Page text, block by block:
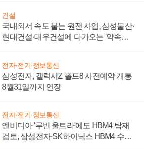
건설
국내외서 속도 붙는 원전 사업, 삼성물산·
현대건설·대우건설에 다가오는 '약속의
전자·전기·정보통신
삼성전자, 갤럭시Z 폴드8 사전예약 개통
8월31일까지 연장
전자·전기·정보통신
엔비디아 '루빈 울트라'에도 HBM4 탑재
검토, 삼성전자·SK하이닉스 HBM4 수율